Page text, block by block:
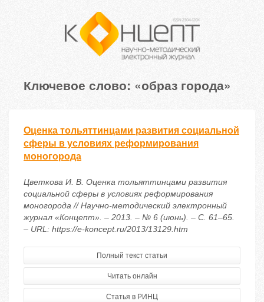
Ключевое слово: «образ города»
Оценка тольяттинцами развития социальной
сферы в условиях реформирования
моногорода
Цветкова И. В. Оценка тольяттинцами развития
социальной сферы в условиях реформирования
моногорода // Научно-методический электронный
журнал «Концепт». – 2013. – № 6 (июнь). – С. 61–65.
– URL: https://e-koncept.ru/2013/13129.htm
Полный текст статьи
Читать онлайн
Статья в РИНЦ